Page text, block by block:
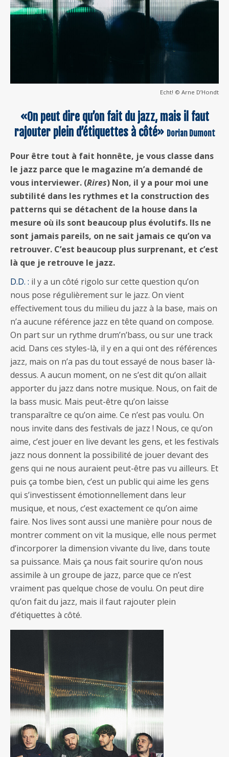
Echt! © Arne D’Hondt
«On peut dire qu’on fait du jazz, mais il faut
rajouter plein d’étiquettes à côté» Dorian Dumont
Pour être tout à fait honnête, je vous classe dans
le jazz parce que le magazine m’a demandé de
vous interviewer. (Rires) Non, il y a pour moi une
subtilité dans les rythmes et la construction des
patterns qui se détachent de la house dans la
mesure où ils sont beaucoup plus évolutifs. Ils ne
sont jamais pareils, on ne sait jamais ce qu’on va
retrouver. C’est beaucoup plus surprenant, et c’est
là que je retrouve le jazz.
D.D. : il y a un côté rigolo sur cette question qu’on
nous pose régulièrement sur le jazz. On vient
effectivement tous du milieu du jazz à la base, mais on
n’a aucune référence jazz en tête quand on compose.
On part sur un rythme drum’n’bass, ou sur une track
acid. Dans ces styles-là, il y en a qui ont des références
jazz, mais on n’a pas du tout essayé de nous baser là-
dessus. A aucun moment, on ne s’est dit qu’on allait
apporter du jazz dans notre musique. Nous, on fait de
la bass music. Mais peut-être qu’on laisse
transparaître ce qu’on aime. Ce n’est pas voulu. On
nous invite dans des festivals de jazz ! Nous, ce qu’on
aime, c’est jouer en live devant les gens, et les festivals
jazz nous donnent la possibilité de jouer devant des
gens qui ne nous auraient peut-être pas vu ailleurs. Et
puis ça tombe bien, c’est un public qui aime les gens
qui s’investissent émotionnellement dans leur
musique, et nous, c’est exactement ce qu’on aime
faire. Nos lives sont aussi une manière pour nous de
montrer comment on vit la musique, elle nous permet
d’incorporer la dimension vivante du live, dans toute
sa puissance. Mais ça nous fait sourire qu’on nous
assimile à un groupe de jazz, parce que ce n’est
vraiment pas quelque chose de voulu. On peut dire
qu’on fait du jazz, mais il faut rajouter plein
d’étiquettes à côté.